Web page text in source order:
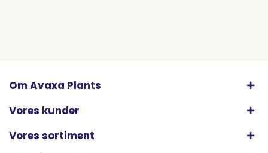
Om Avaxa Plants
Vores kunder
Vores sortiment